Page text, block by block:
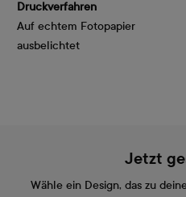
Druckverfahren
Auf echtem Fotopapier
ausbelichtet
Jetzt
Wähle ein Design, das zu